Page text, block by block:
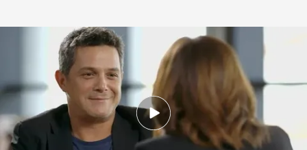
cuatro.com
31 MAY 2015 - 22:12h.
Compartir